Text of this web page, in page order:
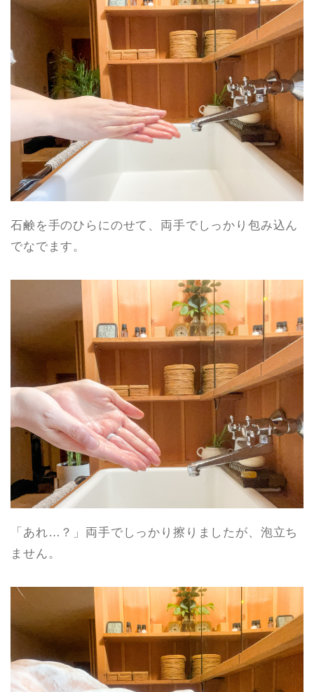
石鹸を手のひらにのせて、両手でしっかり包み込ん
でなでます。
「あれ…？」両手でしっかり擦りましたが、泡立ち
ません。